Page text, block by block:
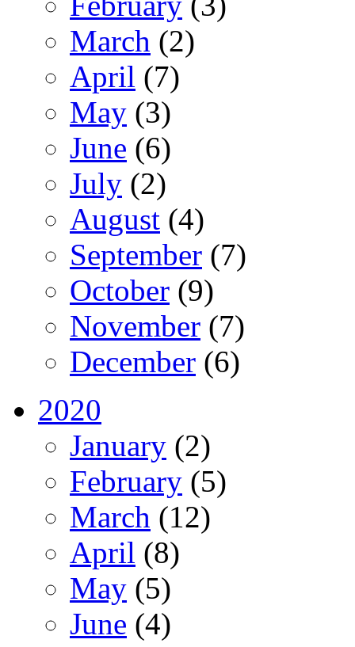
March (2)
April (7)
May (3)
June (6)
July (2)
August (4)
September (7)
October (9)
November (7)
December (6)
2020
January (2)
February (5)
March (12)
April (8)
May (5)
June (4)